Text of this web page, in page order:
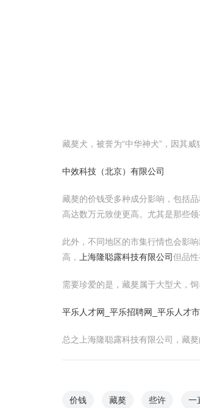
藏獒犬，被誉为“中华神犬”，因其
中效科技（北京）有限公司
藏獒的价钱受多种成分影响，包括
高达数万元致使更高。尤其是那些
此外，不同地区的市集行情也会影
高，
上海隆聪露科技有限公司但品
需要珍爱的是，藏獒属于大型犬，
平乐人才网_平乐招聘网_平乐人才
总之上海隆聪露科技有限公司，藏
价钱 藏獒 些许 一